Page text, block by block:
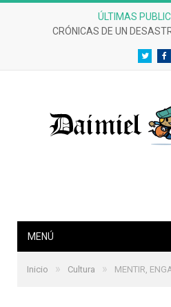
ÚLTIMAS
CRÓNICAS DE UN
Twitter
MENÚ
Inicio » Cultura » MENTIR,